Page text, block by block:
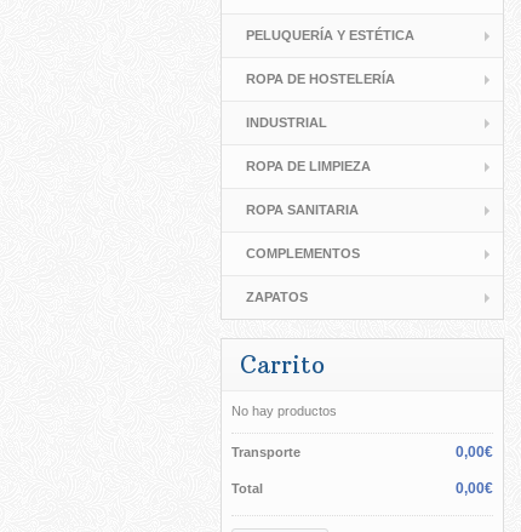
PELUQUERÍA Y ESTÉTICA
ROPA DE HOSTELERÍA
INDUSTRIAL
ROPA DE LIMPIEZA
ROPA SANITARIA
COMPLEMENTOS
ZAPATOS
Carrito
No hay productos
0,00€
Transporte
0,00€
Total